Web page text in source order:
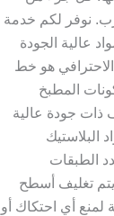
نوفر لكم خدمة
عالية الجودة
هو خط
المطبخ
ذات جودة عالية
البلاستيك
الطبقات
تغليف أسطح
لمنع أي احتكاك أو